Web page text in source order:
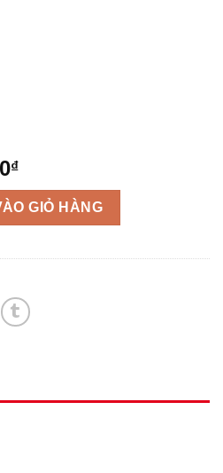
₫Giá
hiện
tại
là:
319,000₫.
GIỎ HÀNG